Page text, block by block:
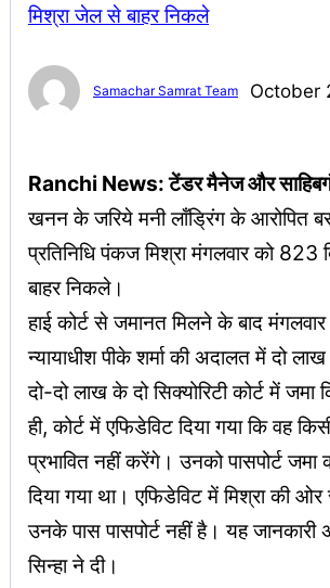
Samachar Samrat Team October
Ranchi News: टेंडर मैनेज और
खनन के जरिये मनी लॉंड्रिंग के आरोपित
प्रतिनिधि पंकज मिश्रा मंगलवार को 823
बाहर निकले।
हाई कोर्ट से जमानत मिलने के बाद
न्यायाधीश पीके शर्मा की अदालत में दो
दो-दो लाख के दो सिक्योरिटी कोर्ट में जमा
ही, कोर्ट में एफिडेविट दिया गया कि वह
प्रभावित नहीं करेंगे। उनको पासपोर्ट
दिया गया था। एफिडेविट में मिश्रा की
उनके पास पासपोर्ट नहीं है। यह जानकारी
सिन्हा ने दी।